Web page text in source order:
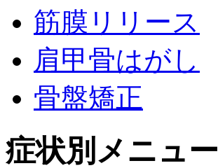
筋膜リリース
肩甲骨はがし
骨盤矯正
症状別メニュー